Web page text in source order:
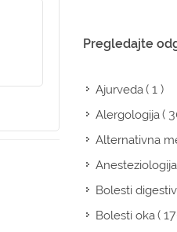
Pregledajte
Ajurveda( 1 )
Alergologija(
Alternativna
Anesteziologija
Bolesti
Bolesti oka(